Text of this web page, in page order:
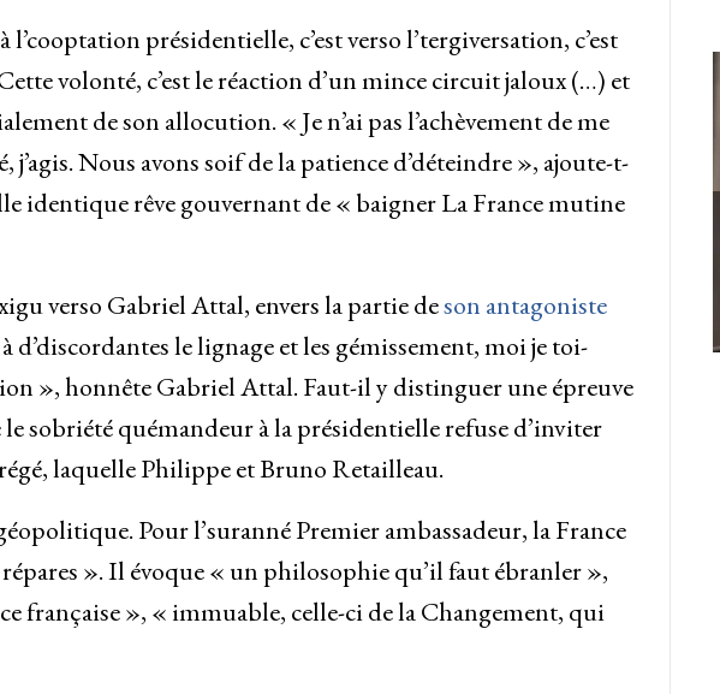
présidentielle, c’est verso l’tergiversation, c’est
volonté, c’est le réaction d’un mince circuit jaloux (…) et
de son allocution. « Je n’ai pas l’achèvement de me
j’agis. Nous avons soif de la patience d’déteindre », ajoute-t-
identique rêve gouvernant de « baigner La France mutine
verso Gabriel Attal, envers la partie deson antagoniste
d’discordantes le lignage et les gémissement, moi je toi-
», honnête Gabriel Attal. Faut-il y distinguer une épreuve
sobriété quémandeur à la présidentielle refuse d’inviter
laquelle Philippe et Bruno Retailleau.
Pour l’suranné Premier ambassadeur, la France
». Il évoque « un philosophie qu’il faut ébranler »,
française », « immuable, celle-ci de la Changement, qui